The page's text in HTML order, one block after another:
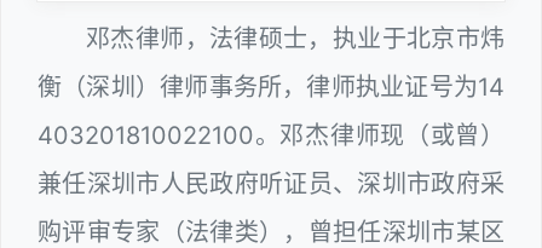
邓杰律师，法律硕士，执业于北京市炜
衡（深圳）律师事务所，律师执业证号为14
403201810022100。邓杰律师现（或曾）
兼任深圳市人民政府听证员、深圳市政府采
购评审专家（法律类），曾担任深圳市某区